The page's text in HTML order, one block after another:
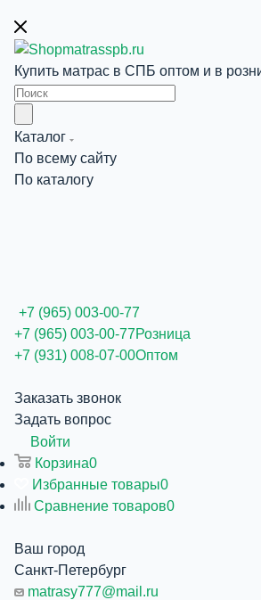
Купить матрас в СПБ оптом и в
Каталог
По всему сайту
По каталогу
+7 (965) 003-00-77
+7 (965) 003-00-77Розница
+7 (931) 008-07-00Оптом
Заказать звонок
Задать вопрос
Войти
Корзина0
Избранные товары0
Сравнение товаров0
Ваш город
Санкт-Петербург
matrasy777@mail.ru